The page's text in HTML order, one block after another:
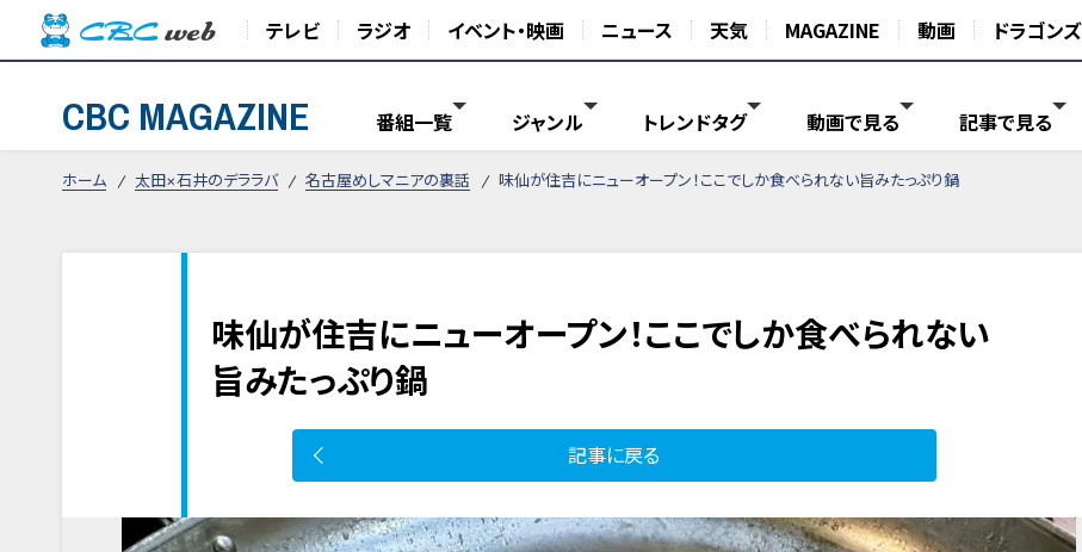
テレビ ラジオ イベント・映画 ニュース 天気 MAGAZINE 動画 ドラゴンズ
CBC MAGAZINE 番組一覧 ジャンル トレンドタグ 動画で見る 記事で見る
ホーム 太田×石井のデララバ 名古屋めしマニアの裏話 味仙が住吉にニューオープン！ここでしか食べられない旨みたっぷり鍋
味仙が住吉にニューオープン！ここでしか食べられない
旨みたっぷり鍋
記事に戻る